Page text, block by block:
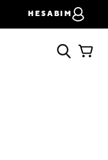
HESABIM